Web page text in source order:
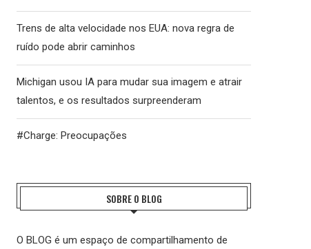
Trens de alta velocidade nos EUA: nova regra de
ruído pode abrir caminhos
Michigan usou IA para mudar sua imagem e atrair
talentos, e os resultados surpreenderam
#Charge: Preocupações
SOBRE O BLOG
O BLOG é um espaço de compartilhamento de